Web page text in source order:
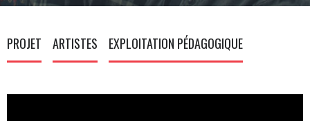
PROJET ARTISTES EXPLOITATION PÉDAGOGIQUE